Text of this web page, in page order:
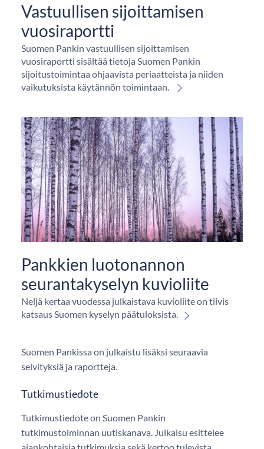
Vastuullisen sijoittamisen
vuosiraportti
Suomen Pankin vastuullisen sijoittamisen
vuosiraportti sisältää tietoja Suomen Pankin
sijoitustoimintaa ohjaavista periaatteista ja niiden
vaikutuksista käytännön toimintaan.
Pankkien luotonannon
seurantakyselyn kuvioliite
Neljä kertaa vuodessa julkaistava kuvioliite on tiivis
katsaus Suomen kyselyn päätuloksista.
Suomen Pankissa on julkaistu lisäksi seuraavia
selvityksiä ja raportteja.
Tutkimustiedote
Tutkimustiedote on Suomen Pankin
tutkimustoiminnan uutiskanava. Julkaisu esittelee